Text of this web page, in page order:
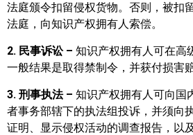
法庭颁令扣留侵权货物。否则，被扣
法庭，向知识产权拥有人索偿。
2. 民事诉讼 – 知识产权拥有人可在高
一般结果是取得禁制令，并获付损害赔
3. 刑事执法 – 知识产权拥有人可向国
者事务部辖下的执法组投诉，并须向
证明、显示侵权活动的调查报告，以